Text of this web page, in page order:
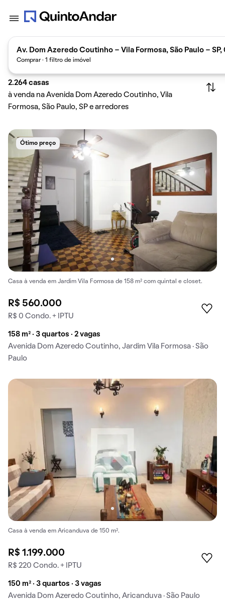
Av. Dom Azeredo Coutinho - Vila Formosa, São Paulo -
Comprar · 1 filtro de imóvel
2.264 casas
à venda na Avenida Dom Azeredo Coutinho, Vila
Formosa, São Paulo, SP e arredores
Ótimo preço
Casa à venda em Jardim Vila Formosa de 158 m² com quintal e closet.
R$ 560.000
R$ 0 Condo. + IPTU
158 m² · 3 quartos · 2 vagas
Avenida Dom Azeredo Coutinho, Jardim Vila Formosa · São
Paulo
Casa à venda em Aricanduva de 150 m².
R$ 1.199.000
R$ 220 Condo. + IPTU
150 m² · 3 quartos · 3 vagas
Avenida Dom Azeredo Coutinho, Aricanduva · São Paulo